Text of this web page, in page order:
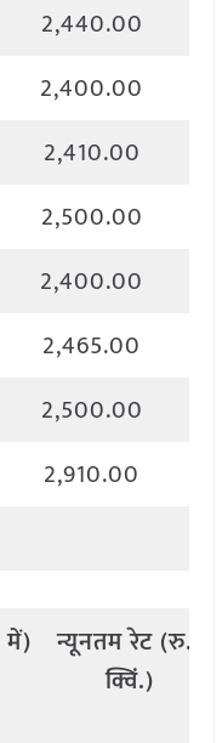
2,440.00
2,400.00
2,410.00
2,500.00
2,400.00
2,465.00
2,500.00
2,910.00
में) न्यूनतमरेट (रु./
क्विं.)